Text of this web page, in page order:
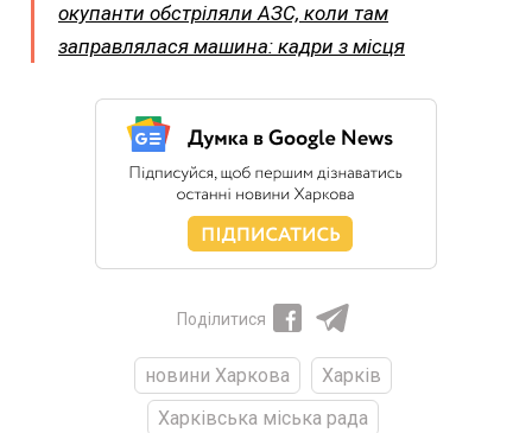
окупанти обстріляли АЗС, коли там
заправлялася машина: кадри з місця
Поділитися
новини Харкова
Харків
Харківська міська рада